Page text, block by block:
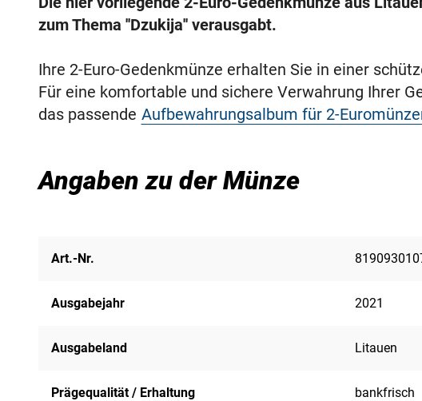
zum Thema ''Dzukija'' verausgabt.
Ihre 2-Euro-Gedenkmünze erhalten Sie in einer
Für eine komfortable und sichere Verwahrung Ihrer
das passende Aufbewahrungsalbum für 2-
Angaben zu der Münze
Art.-Nr.
Ausgabejahr 2021
Ausgabeland Litauen
Prägequalität / Erhaltung bankfrisch